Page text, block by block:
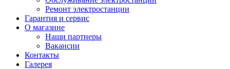
Ремонт электростанции
Гарантия и сервис
О магазине
Наши партнеры
Вакансии
Контакты
Галерея